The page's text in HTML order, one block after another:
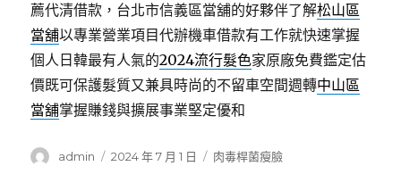
薦代清借款，台北市信義區當舖的好夥伴了解松山區
當舖以專業營業項目代辦機車借款有工作就快速掌握
個人日韓最有人氣的2024流行髮色家原廠免費鑑定估
價既可保護髮質又兼具時尚的不留車空間週轉中山區
當舖掌握賺錢與擴展事業堅定優和
作
admin
發
2024 年 7 月 1 日
分
肉毒桿菌瘦臉